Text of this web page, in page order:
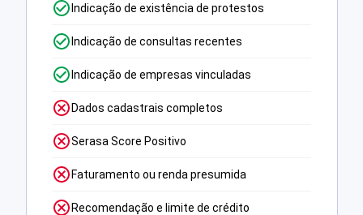
Indicação de existência de protestos
Indicação de consultas recentes
Indicação de empresas vinculadas
Dados cadastrais completos
Serasa Score Positivo
Faturamento ou renda presumida
Recomendação e limite de crédito